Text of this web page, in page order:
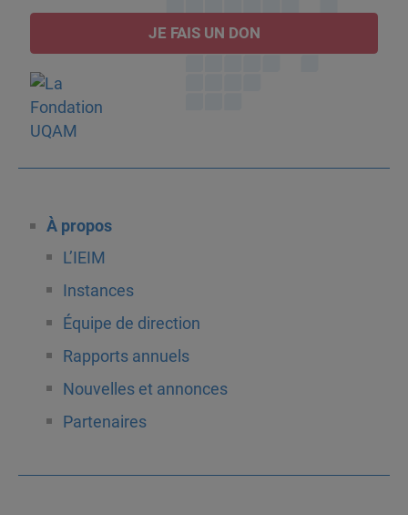
JE FAIS UN DON
À propos
L’IEIM
Instances
Équipe de direction
Rapports annuels
Nouvelles et annonces
Partenaires